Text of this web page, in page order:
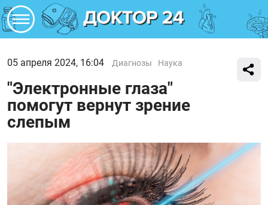
05 апреля 2024, 16:04 Диагнозы Наука
"‎Электронные глаза"‎
помогут вернут зрение
слепым